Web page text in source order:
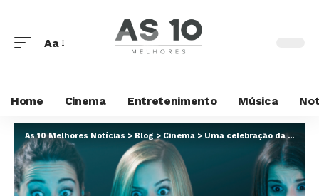
Aa
Home Cinema Entretenimento Música
As 10 Melhores Notícias > Blog > Cinema > Uma celebração da sétima arte asiática no Brasil